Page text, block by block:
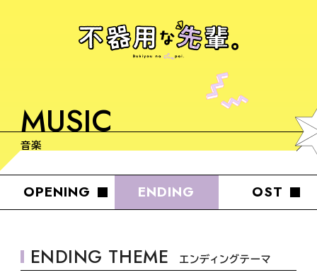
ON AIR
STORY
MUSIC
音楽
OPENING ENDING OST
ENDING THEME エンディングテーマ